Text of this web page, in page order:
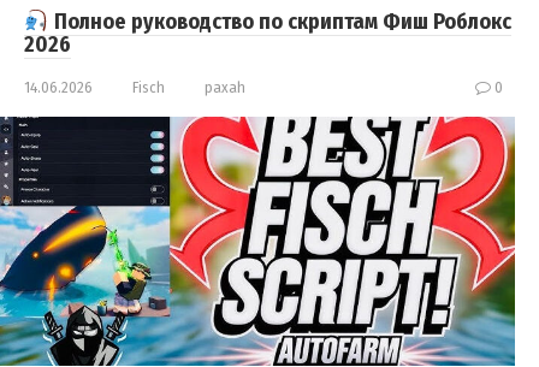
Полное руководство по скриптам Фиш Роблокс
2026
14.06.2026 Fisch paxah 0